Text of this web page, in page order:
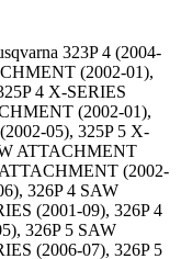
323P 4 (2004-
(2002-01),
4 X-SERIES
(2002-01),
05), 325P 5 X-
ATTACHMENT
(2002-
326P 4 SAW
(2001-09), 326P 4
326P 5 SAW
(2006-07), 326P 5